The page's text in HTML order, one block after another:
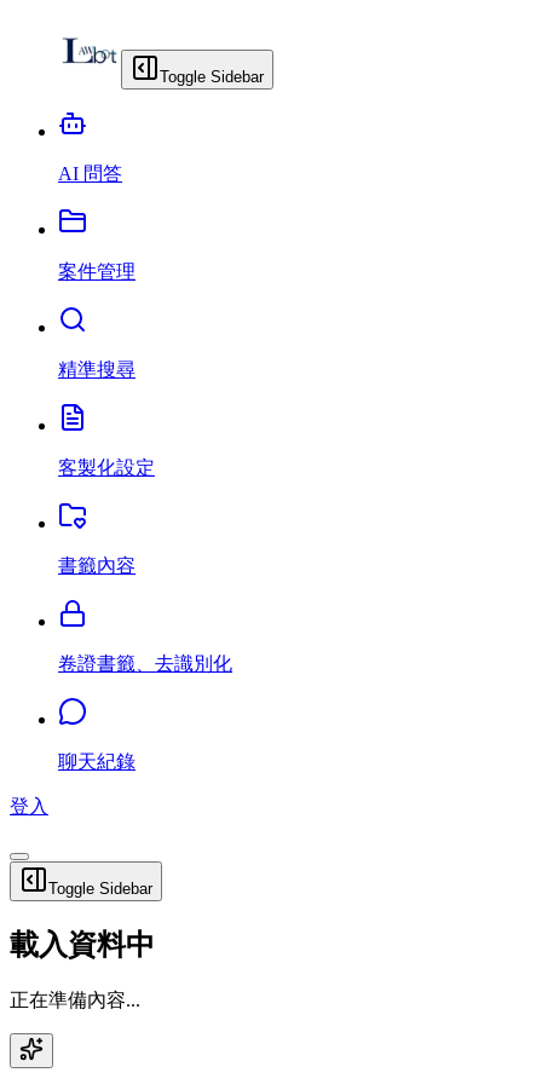
Toggle Sidebar
AI 問答
案件管理
精準搜尋
客製化設定
書籤內容
卷證書籤、去識別化
聊天紀錄
登入
Toggle Sidebar
載入資料中
正在準備內容...